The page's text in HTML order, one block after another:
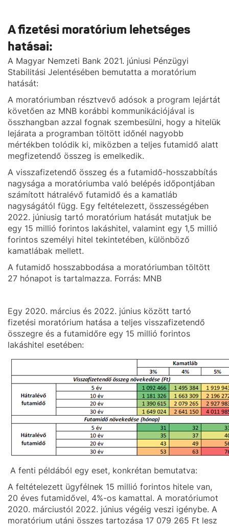
A fizetési moratórium lehetséges
hatásai:
A Magyar Nemzeti Bank 2021. júniusi Pénzügyi
Stabilitási Jelentésében bemutatta a moratórium
hatását:
A moratóriumban résztvevő adósok a program lejártát
követően az MNB korábbi kommunikációjával is
összhangban azzal fognak szembesülni, hogy a hitelük
lejárata a programban töltött időnél nagyobb
mértékben tolódik ki, miközben a teljes futamidő alatt
megfizetendő összeg is emelkedik.
A visszafizetendő összeg és a futamidő-hosszabbítás
nagysága a moratóriumba való belépés időpontjában
számított hátralévő futamidő és a kamatláb
nagyságától függ. Egy feltételezett, összességében
2022. júniusig tartó moratórium hatását mutatjuk be
egy 15 millió forintos lakáshitel, valamint egy 1,5 millió
forintos személyi hitel tekintetében, különböző
kamatlábak mellett.
A futamidő hosszabbodása a moratóriumban töltött
27 hónapot is tartalmazza. Forrás: MNB
Egy 2020. március és 2022. június között tartó
fizetési moratórium hatása a teljes visszafizetendő
összegre és a futamidőre egy 15 millió forintos
lakáshitel esetében:
A fenti példából egy eset, konkrétan bemutatva:
A feltételezett ügyfélnek 15 millió forintos hitele van,
20 éves futamidővel, 4%-os kamattal. A moratóriumot
2020. márciustól 2022. június végéig veszi igénybe. A
moratórium utáni összes tartozása 17 079 265 Ft lesz